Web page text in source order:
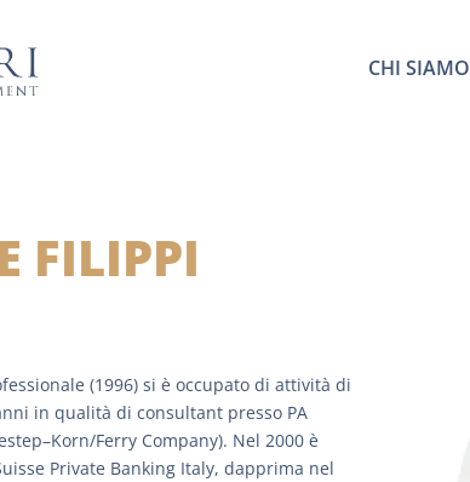
CHI SIAMO
FILIPPI
(1996) si è occupato di attività di
in qualità di consultant presso PA
Ferry Company). Nel 2000 è
Private Banking Italy, dapprima nel